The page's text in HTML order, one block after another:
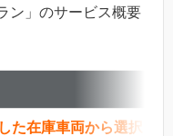
ン」のサービス概要
た在庫車両から選択）